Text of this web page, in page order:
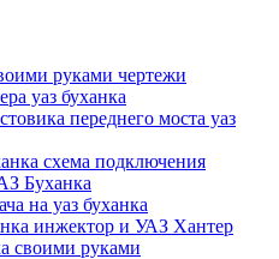
руками чертежи
уаз буханка
переднего моста уаз
схема подключения
Буханка
на уаз буханка
инжектор и УАЗ Хантер
своими руками